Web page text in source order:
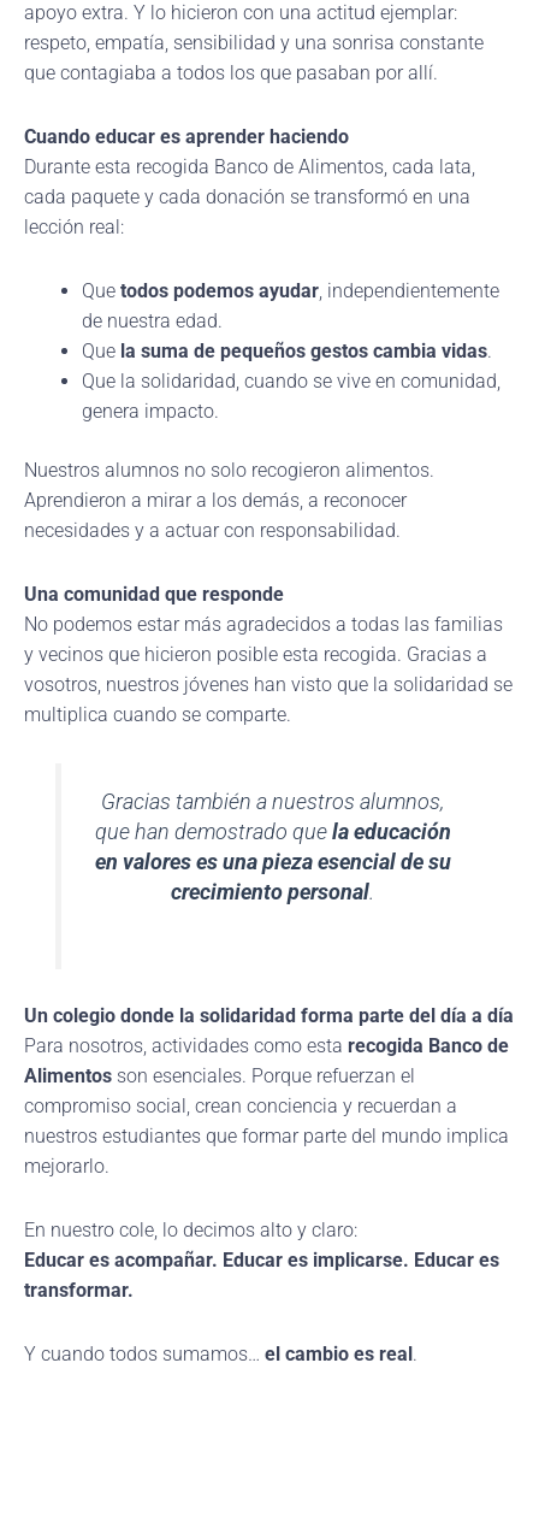
apoyo extra. Y lo hicieron con una actitud ejemplar:
respeto, empatía, sensibilidad y una sonrisa constante
que contagiaba a todos los que pasaban por allí.
Cuando educar es aprender haciendo
Durante esta recogida Banco de Alimentos, cada lata,
cada paquete y cada donación se transformó en una
lección real:
Que todos podemos ayudar, independientemente
de nuestra edad.
Que la suma de pequeños gestos cambia vidas.
Que la solidaridad, cuando se vive en comunidad,
genera impacto.
Nuestros alumnos no solo recogieron alimentos.
Aprendieron a mirar a los demás, a reconocer
necesidades y a actuar con responsabilidad.
Una comunidad que responde
No podemos estar más agradecidos a todas las familias
y vecinos que hicieron posible esta recogida. Gracias a
vosotros, nuestros jóvenes han visto que la solidaridad se
multiplica cuando se comparte.
Gracias también a nuestros alumnos,
que han demostrado que la educación
en valores es una pieza esencial de su
crecimiento personal.
Un colegio donde la solidaridad forma parte del día a día
Para nosotros, actividades como esta recogida Banco de
Alimentos son esenciales. Porque refuerzan el
compromiso social, crean conciencia y recuerdan a
nuestros estudiantes que formar parte del mundo implica
mejorarlo.
En nuestro cole, lo decimos alto y claro:
Educar es acompañar. Educar es implicarse. Educar es
transformar.
Y cuando todos sumamos… el cambio es real .